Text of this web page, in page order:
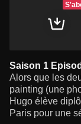
Saison 1
Alors que les
painting (une
Hugo élève
Paris pour une